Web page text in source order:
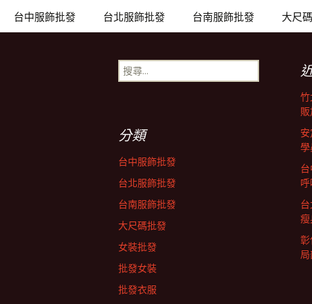
章台中服飾批發 台北服飾批發 台南服飾批發 大尺
搜
尋
竹
學
瘦
彰
分類
台中服飾批發
台北服飾批發
台南服飾批發
大尺碼批發
女裝批發
批發女裝
批發衣服